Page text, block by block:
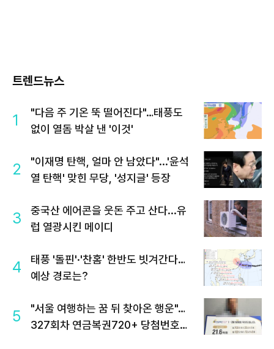
트렌드뉴스
1
"다음 주 기온 뚝 떨어진다"…태풍도
없이 열돔 박살 낸 '이것'
2
"이재명 탄핵, 얼마 안 남았다"...'윤석
열 탄핵' 맞힌 무당, '성지글' 등장
3
중국산 에어콘을 웃돈 주고 산다...유
럽 열광시킨 메이디
4
태풍 '돌핀'·'찬홈' 한반도 빗겨간다…
예상 경로는?
5
"서울 여행하는 꿈 뒤 찾아온 행운"…
327회차 연금복권720+ 당첨번호조